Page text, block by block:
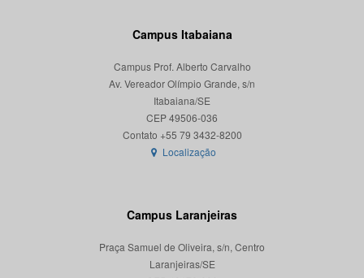
Campus Itabaiana
Campus Prof. Alberto Carvalho
Av. Vereador Olímpio Grande, s/n
Itabaiana/SE
CEP 49506-036
Localização
Campus Laranjeiras
Praça Samuel de Oliveira, s/n, Centro
Laranjeiras/SE